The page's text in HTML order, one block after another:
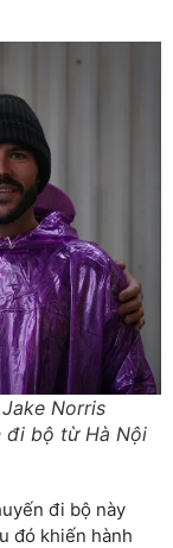
Norris
đi bộ từ Hà Nội
đi bộ này
đó khiến hành